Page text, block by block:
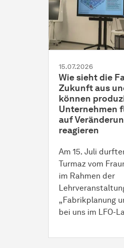
15.07.2026
Wie sieht die
Zukunft aus
können
Unternehmen
auf
reagieren
Am 15. Juli
Turmaz vom
im Rahmen der
„Fabrikplanung
bei uns im LFO-